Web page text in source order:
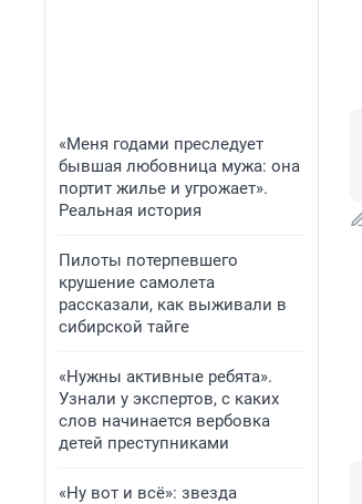
«Меня годами преследует
бывшая любовница мужа: она
портит жилье и угрожает».
Реальная история
Пилоты потерпевшего
крушение самолета
рассказали, как выживали в
сибирской тайге
«Нужны активные ребята».
Узнали у экспертов, с каких
слов начинается вербовка
детей преступниками
«Ну вот и всё»: звезда